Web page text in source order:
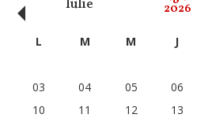
Iulie 2026
‹ L M M J
03
04 05 06
10
11 12 13